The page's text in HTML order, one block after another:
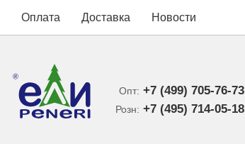
Оплата Доставка Новости
Опт: +7 (499) 705-76-73
Розн: +7 (495) 714-05-18‬